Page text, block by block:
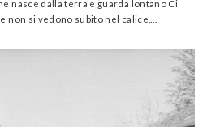
nasce dalla terra e guarda lontano Ci
non si vedono subito nel calice,…